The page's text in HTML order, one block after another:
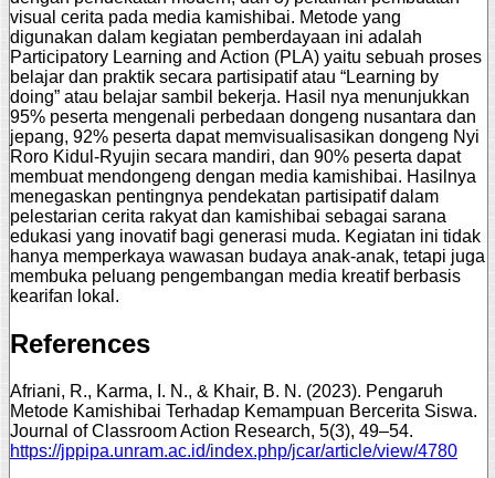
visual cerita pada media kamishibai. Metode yang
digunakan dalam kegiatan pemberdayaan ini adalah
Participatory Learning and Action (PLA) yaitu sebuah proses
belajar dan praktik secara partisipatif atau “Learning by
doing” atau belajar sambil bekerja. Hasil nya menunjukkan
95% peserta mengenali perbedaan dongeng nusantara dan
jepang, 92% peserta dapat memvisualisasikan dongeng Nyi
Roro Kidul-Ryujin secara mandiri, dan 90% peserta dapat
membuat mendongeng dengan media kamishibai. Hasilnya
menegaskan pentingnya pendekatan partisipatif dalam
pelestarian cerita rakyat dan kamishibai sebagai sarana
edukasi yang inovatif bagi generasi muda. Kegiatan ini tidak
hanya memperkaya wawasan budaya anak-anak, tetapi juga
membuka peluang pengembangan media kreatif berbasis
kearifan lokal.
References
Afriani, R., Karma, I. N., & Khair, B. N. (2023). Pengaruh
Metode Kamishibai Terhadap Kemampuan Bercerita Siswa.
Journal of Classroom Action Research, 5(3), 49–54.
https://jppipa.unram.ac.id/index.php/jcar/article/view/4780